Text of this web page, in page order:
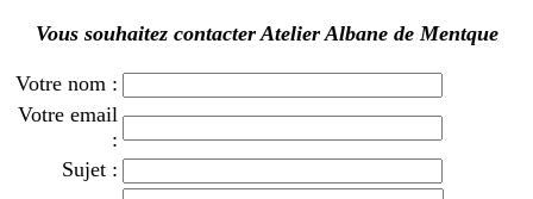
Vous souhaitez contacter Atelier Albane de Mentque
Votre nom :
Votre email
:
Sujet :